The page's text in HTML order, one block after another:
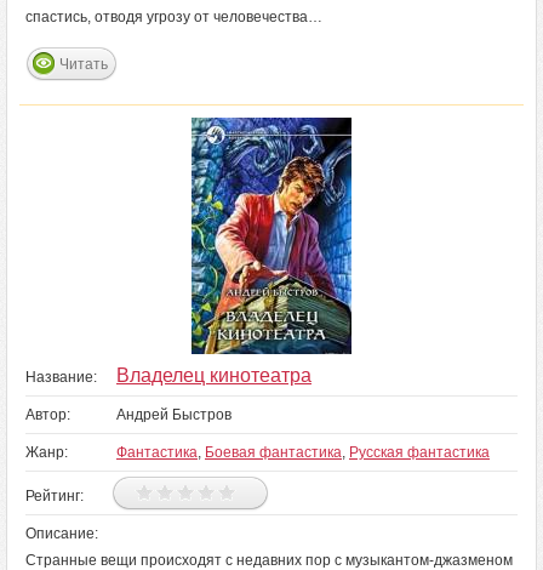
спастись, отводя угрозу от человечества…
Читать
Название: Владелец кинотеатра
Автор: Андрей Быстров
Жанр: Фантастика, Боевая фантастика, Русская фантастика
Рейтинг:
Описание:
Странные вещи происходят с недавних пор с музыкантом-джазменом